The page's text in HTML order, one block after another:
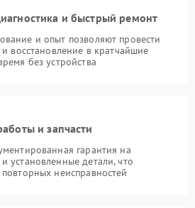
и быстрый ремонт
и опыт позволяют провести
и восстановление в кратчайшие
без устройства
и запчасти
гарантия на
установленные детали, что
неисправностей